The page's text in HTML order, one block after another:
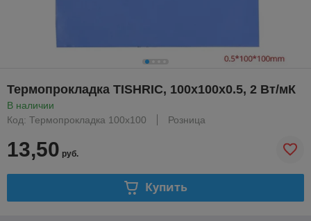
Термопрокладка TISHRIC, 100x100x0.5, 2 Вт/мК
В наличии
Код: Термопрокладка 100x100
Розница
13,50 руб.
Купить